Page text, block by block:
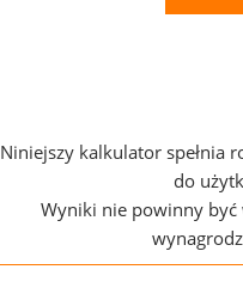
Niniejszy kalkulator spełnia
do
Wyniki nie powinny